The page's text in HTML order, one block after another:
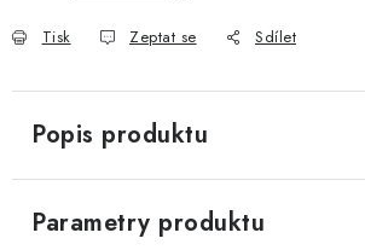
KONTAKTY
GDPR
Tisk Zeptat se Sdílet
Popis produktu
Parametry produktu